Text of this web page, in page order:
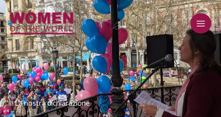
Vai
al
contenuto
La nostra dichiarazione